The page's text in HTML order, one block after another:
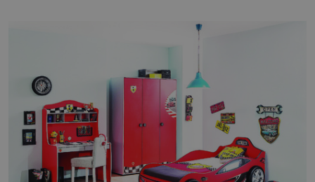
jednoduché. Místa, která si člověk pamatuje z rodinných